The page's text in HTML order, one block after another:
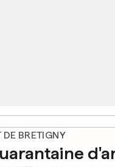
BRETIGNY